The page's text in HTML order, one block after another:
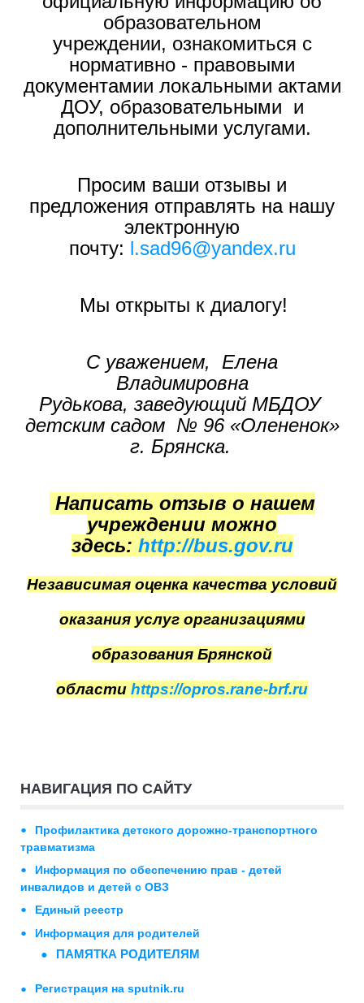
образовательном
учреждении, ознакомиться с
нормативно - правовыми
документамии локальными актами
ДОУ, образовательными и
дополнительными услугами.
Просим ваши отзывы и
предложения отправлять на нашу
электронную
почту: l.sad96@yandex.ru
Мы открыты к диалогу!
С уважением, Елена
Владимировна
Рудькова, заведующий МБДОУ
детским садом № 96 «Олененок»
г. Брянска.
Написать отзыв о нашем
учреждении можно
здесь: http://bus.gov.ru
Независимая оценка качества условий
оказания услуг организациями
образования Брянской
области https://opros.rane-brf.ru
НАВИГАЦИЯ ПО САЙТУ
Профилактика детского дорожно-транспортного
травматизма
Информация по обеспечению прав - детей
инвалидов и детей с ОВЗ
Единый реестр
Информация для родителей
ПАМЯТКА РОДИТЕЛЯМ
Регистрация на sputnik.ru